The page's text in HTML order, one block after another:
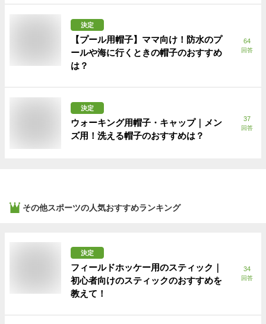
決定
【プール用帽子】ママ向け！防水のプ
ールや海に行くときの帽子のおすすめ
は？
64
回答
決定
ウォーキング用帽子・キャップ｜メン
ズ用！洗える帽子のおすすめは？
37
回答
その他スポーツの人気おすすめランキング
決定
フィールドホッケー用のスティック｜
初心者向けのスティックのおすすめを
教えて！
34
回答